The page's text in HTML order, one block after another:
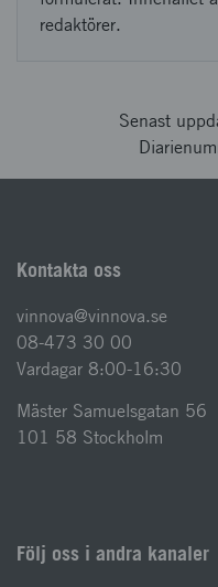
redaktörer.
Senast
Kontakta oss
vinnova@vinnova.se
08-473 30 00
Vardagar 8:00-16:30
Mäster Samuelsgatan 56
101 58 Stockholm
Följ oss i andra kanaler